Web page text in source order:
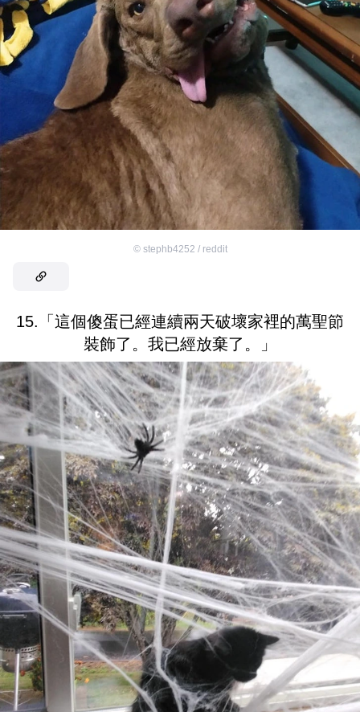
© stephb4252 / reddit
15.「這個傻蛋已經連續兩天破壞家裡的萬聖節
裝飾了。我已經放棄了。」